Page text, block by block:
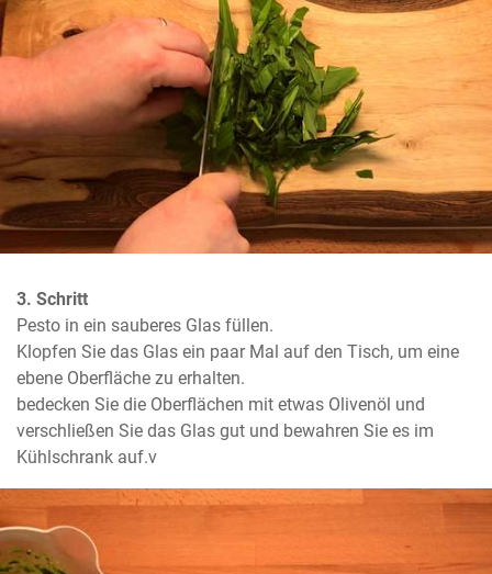
3. Schritt
Pesto in ein sauberes Glas füllen.
Klopfen Sie das Glas ein paar Mal auf den Tisch, um eine
ebene Oberfläche zu erhalten.
bedecken Sie die Oberflächen mit etwas Olivenöl und
verschließen Sie das Glas gut und bewahren Sie es im
Kühlschrank auf.v